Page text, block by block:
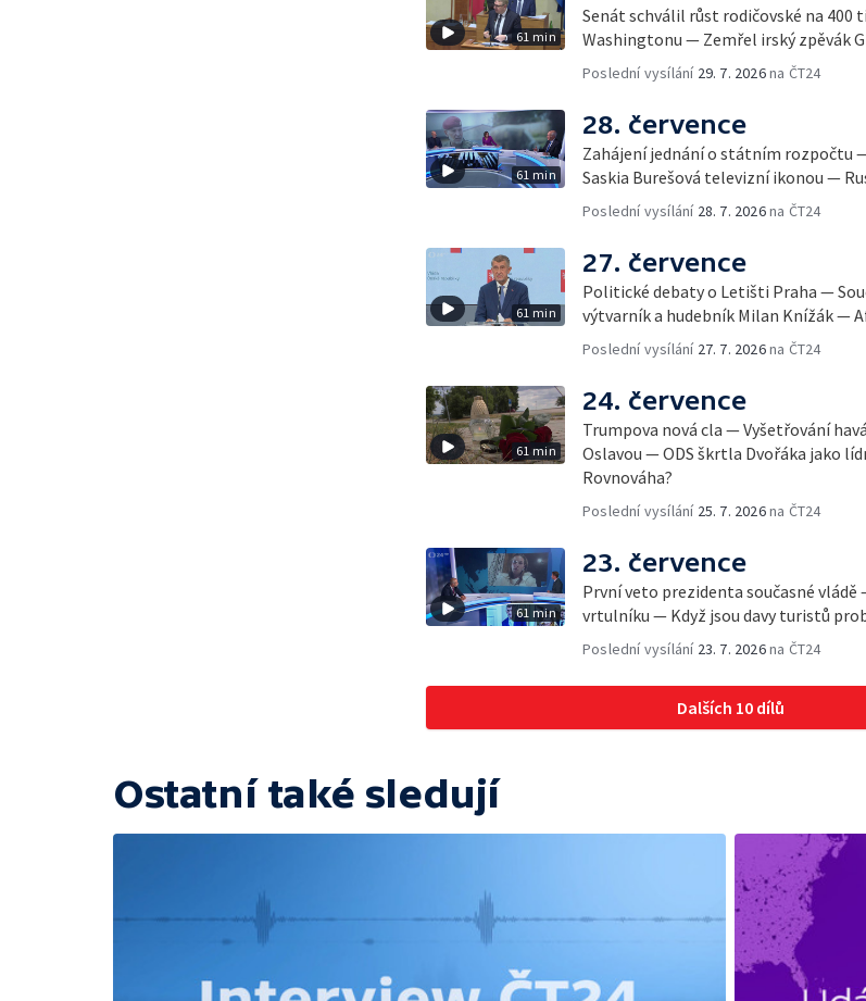
61 min
Senát schválil růst rodičovské na 400
Washingtonu — Zemřel irský zpěvák
Poslední vysílání 29. 7. 2026na ČT24
61 min
28. července
Zahájení jednání o státním rozpočtu
Saskia Burešová televizní ikonou —
Poslední vysílání 28. 7. 2026na ČT24
61 min
27. července
Politické debaty o Letišti Praha —
výtvarník a hudebník Milan Knížák —
Poslední vysílání 27. 7. 2026na ČT24
61 min
24. července
Trumpova nová cla — Vyšetřování
Oslavou — ODS škrtla Dvořáka jako
Rovnováha?
Poslední vysílání 25. 7. 2026na ČT24
61 min
23. července
První veto prezidenta současné
vrtulníku — Když jsou davy turistů
Poslední vysílání 23. 7. 2026na ČT24
Dalších 10 dílů
Ostatní také sledují